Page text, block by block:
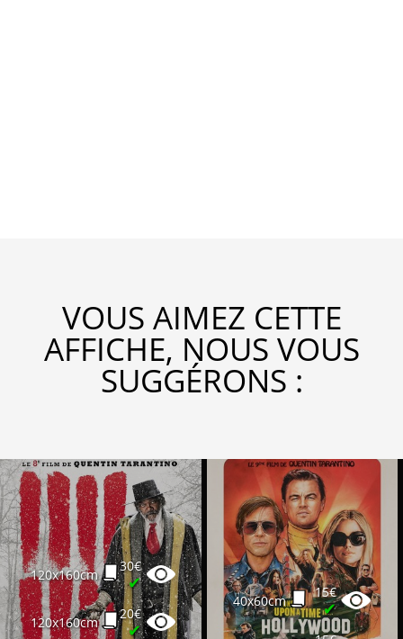
VOUS AIMEZ CETTE
AFFICHE, NOUS VOUS
SUGGÉRONS :
120x160cm
30€
✔
120x160cm
20€
✔
40x60cm
15€
✔